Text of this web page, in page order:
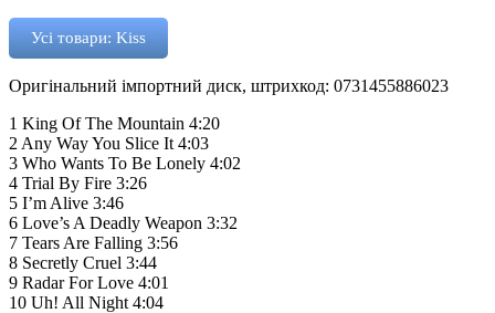
Усі товари: Kiss
Оригінальний імпортний диск, штрихкод: 0731455886023
1 King Of The Mountain 4:20
2 Any Way You Slice It 4:03
3 Who Wants To Be Lonely 4:02
4 Trial By Fire 3:26
5 I’m Alive 3:46
6 Love’s A Deadly Weapon 3:32
7 Tears Are Falling 3:56
8 Secretly Cruel 3:44
9 Radar For Love 4:01
10 Uh! All Night 4:04